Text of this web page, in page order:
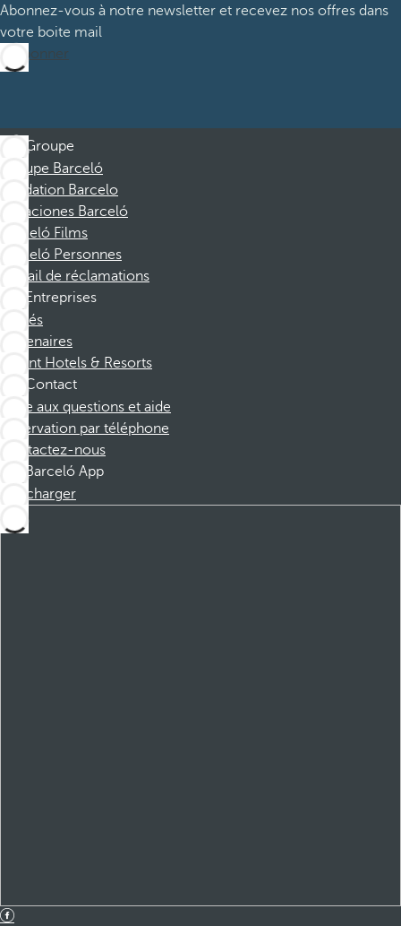
Abonnez-vous à notre newsletter et recevez nos offres dans
votre boite mail
M’abonner
Groupe
Groupe Barceló
Fondation Barcelo
Vacaciones Barceló
Barceló Films
Barceló Personnes
Portail de réclamations
Entreprises
Affiliés
Partenaires
Dorint Hotels & Resorts
Contact
Foire aux questions et aide
Réservation par téléphone
Contactez-nous
Barceló App
Télécharger